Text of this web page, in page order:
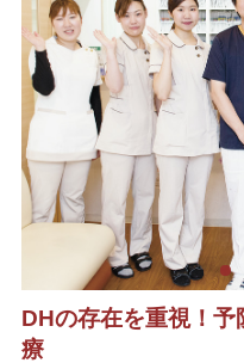
DHの存在を重視！
療